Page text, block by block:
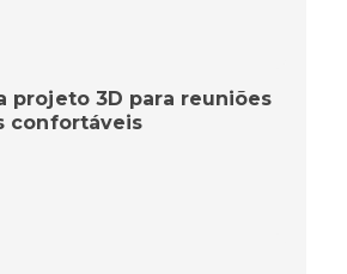
projeto 3D para reuniões
confortáveis